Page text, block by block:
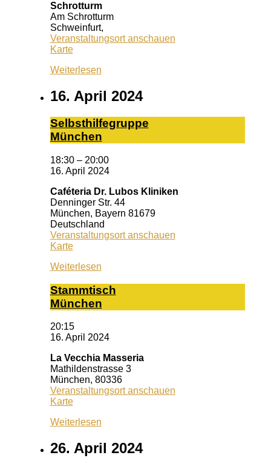
Schrotturm
Am Schrotturm
Schweinfurt,
Veranstaltungsort anschauen
KarteSchrotturm
Weiterlesen
16. April 2024
Selbst­hil­fe­grup­pe
Mün­chen
18:30 – 20:00
16. April 2024
Caféteria Dr. Lubos Kliniken
Denninger Str. 44
München, Bayern 81679
Deutschland
Veranstaltungsort anschauen
KarteCaféteria
Lubos
Weiterlesen
Stamm­tisch
Mün­chen
20:15
16. April 2024
La Vecchia Masseria
Mathildenstrasse 3
München, 80336
Veranstaltungsort anschauen
KarteLa
Masseria
Weiterlesen
26. April 2024